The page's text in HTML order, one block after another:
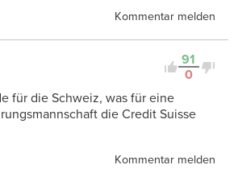
Kommentar melden
91
0
für die Schweiz, was für eine
die Credit Suisse
Kommentar melden